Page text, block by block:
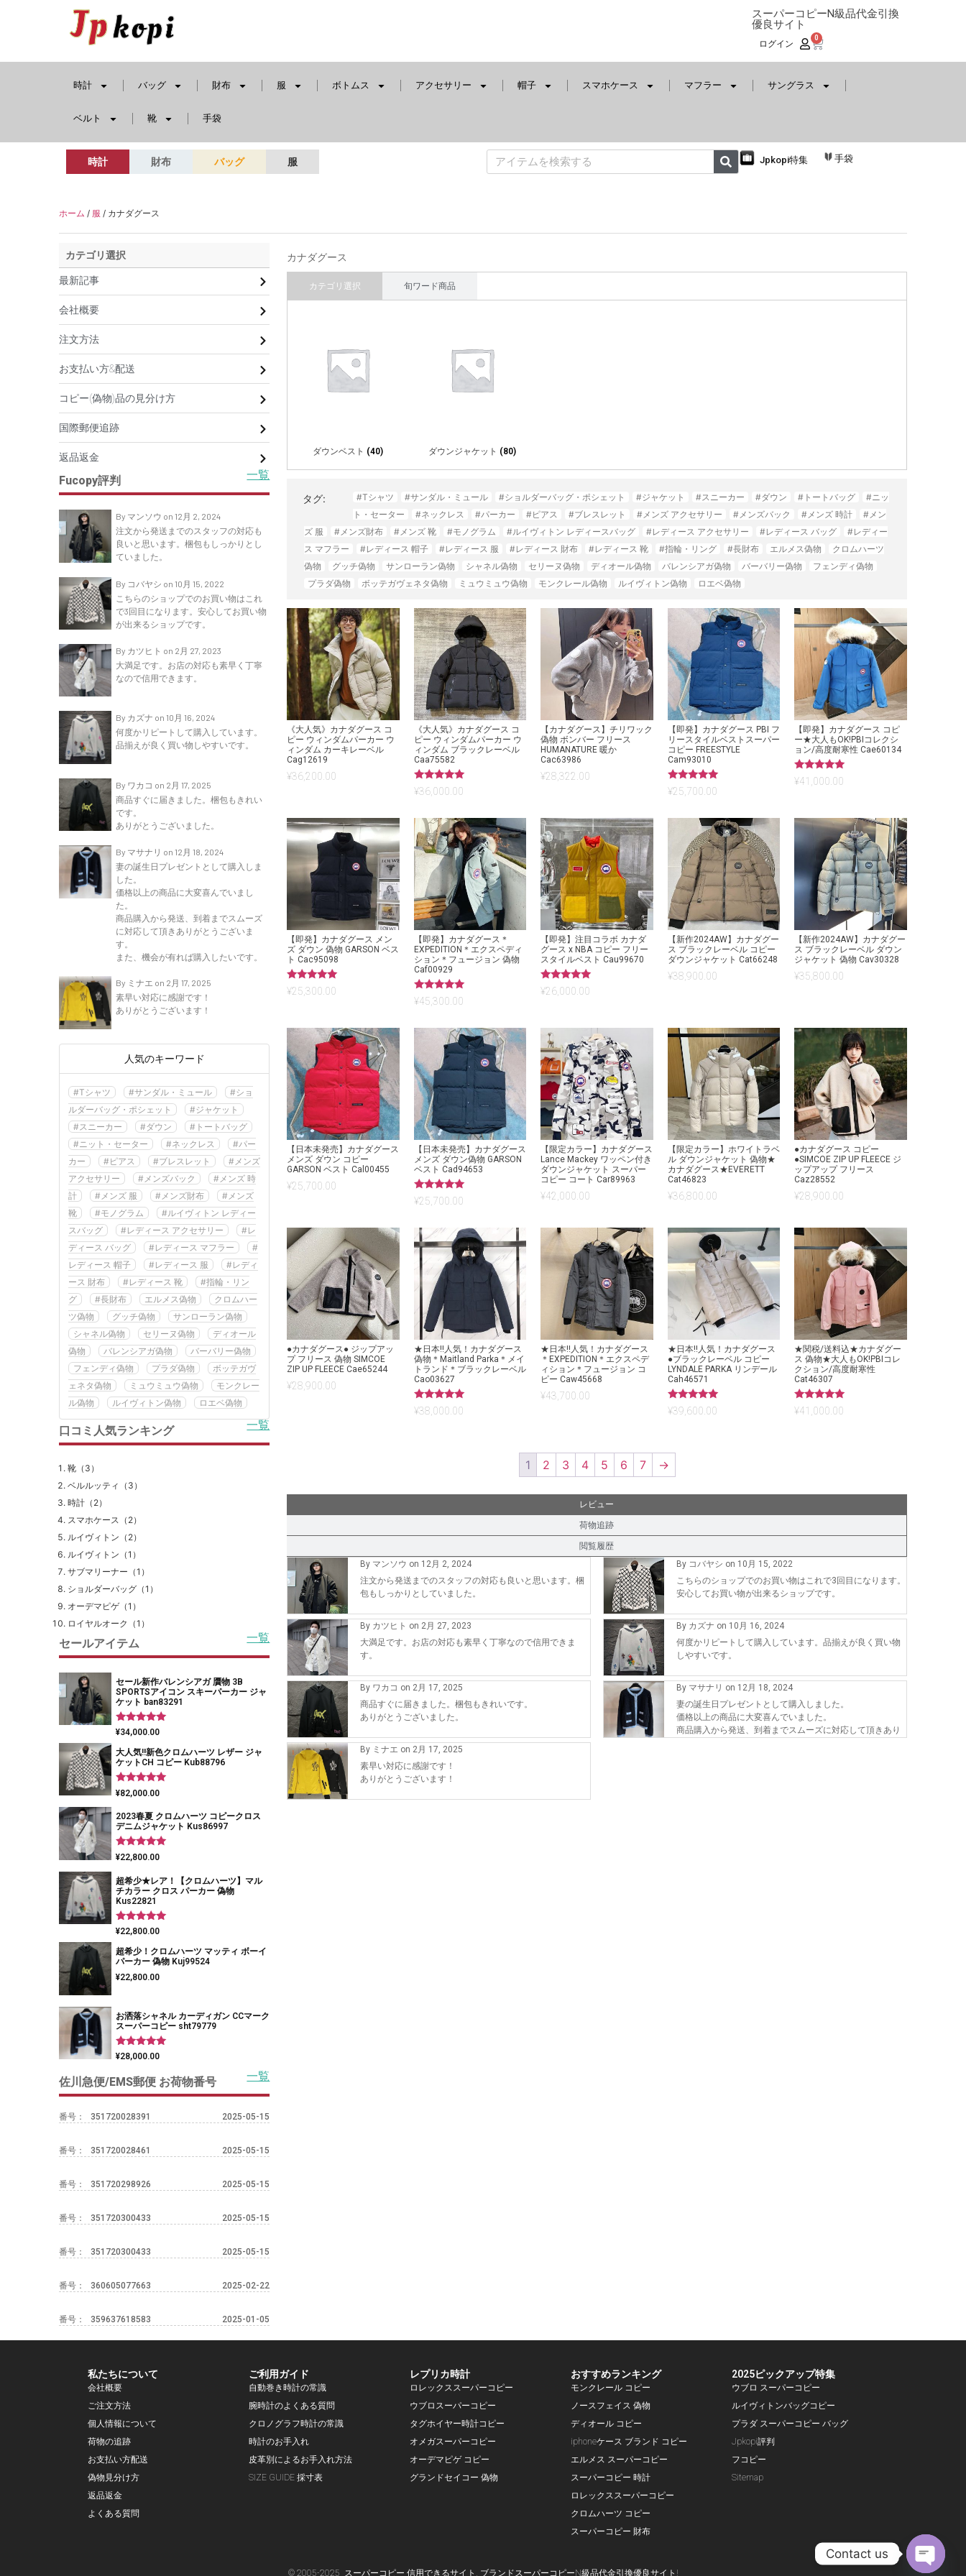
スーパーコピーN級品代金引換
優良サイト
ログイン
0
時計 バッグ 財布 服 ボトムス アクセサリー 帽子 スマホケース マフラー サングラス
ベルト 靴 手袋
時計 財布 バッグ 服 Jpkopi特集 手袋
ホーム / 服 / カナダグース
カテゴリ選択
最新記事
会社概要
注文方法
お支払い方&配送
コピー(偽物)品の見分け方
国際郵便追跡
返品返金
Fucopy評判 一覧
By マンソウ on 12月 2, 2024
注文から発送までのスタッフの対応も
良いと思います。梱包もしっかりとし
ていました。
By コバヤシ on 10月 15, 2022
こちらのショップでのお買い物はこれ
で3回目になります。安心してお買い物
が出来るショップです。
By カツヒト on 2月 27, 2023
大満足です。お店の対応も素早く丁寧
なので信用できます。
By カズナ on 10月 16, 2024
何度かリピートして購入しています。
品揃えが良く買い物しやすいです。
By ワカコ on 2月 17, 2025
商品すぐに届きました。梱包もきれい
です。
ありがとうございました。
By マサナリ on 12月 18, 2024
妻の誕生日プレゼントとして購入しま
した。
価格以上の商品に大変喜んでいまし
た。
商品購入から発送、到着までスムーズ
に対応して頂きありがとうございま
す。
また、機会が有れば購入したいです。
By ミナエ on 2月 17, 2025
素早い対応に感謝です！
ありがとうございます！
人気のキーワード
#Tシャツ #サンダル・ミュール
#ショ
ルダーバッグ・ポシェット
#ジャケット
#スニーカー
#ダウン
#トートバッグ
#ニット・セーター
#ネックレス
#パー
カー
#ピアス #ブレスレット
#メンズ
アクセサリー
#メンズバック
#メンズ 時
計
#メンズ 服 #メンズ財布
#メンズ
靴
#モノグラム
#ルイヴィトン レディー
スバッグ
#レディース アクセサリー
#レ
ディース バッグ
#レディース マフラー
#
レディース 帽子
#レディース 服
#レディ
ース 財布
#レディース 靴
#指輪・リン
グ
#長財布 エルメス偽物
クロムハー
ツ偽物
グッチ偽物
サンローラン偽物
シャネル偽物
セリーヌ偽物
ディオール
偽物
バレンシアガ偽物
バーバリー偽物
フェンディ偽物
プラダ偽物
ボッテガヴ
ェネタ偽物
ミュウミュウ偽物
モンクレー
ル偽物
ルイヴィトン偽物 ロエベ偽物
口コミ人気ランキング 一覧
靴（3）
ベルルッティ（3）
時計（2）
スマホケース（2）
ルイヴィトン（2）
ルイヴィトン（1）
サブマリーナー（1）
ショルダーバッグ（1）
オーデマピゲ（1）
ロイヤルオーク（1）
セールアイテム 一覧
セール新作バレンシアガ 贋物 3B
SPORTSアイコン スキーパーカー ジャ
ケット ban83291
5段階中
5.00
の評価
¥34,000.00
大人気!!新色クロムハーツ レザー ジャ
ケットCH コピー Kub88796
5段階中
5.00
¥82,000.00
2023春夏 クロムハーツ コピークロス
デニムジャケット Kus86997
5段階中
5.00
の評価
¥22,800.00
超希少★レア！【クロムハーツ】マル
チカラー クロス パーカー 偽物
Kus22821
5段階中
5.00
の評価
¥22,800.00
超希少！クロムハーツ マッティ ボーイ
パーカー 偽物 Kuj99524
¥22,800.00
お洒落シャネル カーディガン CCマーク
スーパーコピー sht79779
5段階中
5.00
¥28,000.00
佐川急便/EMS郵便 お荷物番号 一覧
番号： 351720028391 2025-05-15
番号： 351720028461 2025-05-15
番号： 351720298926 2025-05-15
番号： 351720300433 2025-05-15
番号： 351720300433 2025-05-15
番号： 360605077663 2025-02-22
番号： 359637618583 2025-01-05
カナダグース
カテゴリ選択 旬ワード商品
ダウンベスト (40) ダウンジャケット (80)
タグ: #Tシャツ #サンダル・ミュール #ショルダーバッグ・ポシェット #ジャケット #スニーカー #ダウン #トートバッグ
#ニッ
ト・セーター
#ネックレス #パーカー #ピアス #ブレスレット #メンズ アクセサリー #メンズバック #メンズ 時計
#メン
ズ 服
#メンズ財布 #メンズ 靴 #モノグラム #ルイヴィトン レディースバッグ #レディース アクセサリー #レディース バッグ
#レディー
ス マフラー
#レディース 帽子 #レディース 服 #レディース 財布 #レディース 靴 #指輪・リング #長財布 エルメス偽物
クロムハーツ
偽物
グッチ偽物 サンローラン偽物 シャネル偽物 セリーヌ偽物 ディオール偽物 バレンシアガ偽物 バーバリー偽物
フェンディ偽物
プラダ偽物
ボッテガヴェネタ偽物 ミュウミュウ偽物 モンクレール偽物 ルイヴィトン偽物 ロエベ偽物
《大人気》カナダグース コ
ピー ウィンダムパーカー ウ
ィンダム カーキレーベル
Cag12619
¥36,200.00
《大人気》カナダグース コ
ピー ウィンダムパーカー ウ
ィンダム ブラックレーベル
Caa75582
5段階中
5.00
¥36,000.00
【カナダグース】チリワック
偽物 ボンバー フリース
HUMANATURE 暖か
Cac63986
¥28,322.00
【即発】カナダグース PBI フ
リースタイルベストスーパー
コピー FREESTYLE
Cam93010
5段階中
5.00
¥25,700.00
【即発】カナダグース コピ
ー★大人もOK!PBIコレクシ
ョン/高度耐寒性 Cae60134
5段階中
5.00
¥41,000.00
【即発】カナダグース メン
ズ ダウン 偽物 GARSON ベス
ト Cac95098
5段階中
5.00
¥25,300.00
【即発】カナダグース＊
EXPEDITION＊エクスペディ
ション＊フュージョン 偽物
Caf00929
5段階中
5.00
¥45,300.00
【即発】注目コラボ カナダ
グース x NBA コピー フリー
スタイルベスト Cau99670
5段階中
5.00
¥26,000.00
【新作2024AW】カナダグー
ス ブラックレーベル コピー
ダウンジャケット Cat66248
¥38,900.00
【新作2024AW】カナダグー
ス ブラックレーベル ダウン
ジャケット 偽物 Cav30328
¥35,800.00
【日本未発売】カナダグース
メンズ ダウン コピー
GARSON ベスト Cal00455
¥25,700.00
【日本未発売】カナダグース
メンズ ダウン偽物 GARSON
ベスト Cad94653
5段階中
5.00
¥25,700.00
【限定カラー】カナダグース
Lance Mackey ワッペン付き
ダウンジャケット スーパー
コピー コート Car89963
¥42,000.00
【限定カラー】ホワイトラベ
ル ダウンジャケット 偽物★
カナダグース★EVERETT
Cat46823
¥36,800.00
●カナダグース コピー
●SIMCOE ZIP UP FLEECE ジ
ップアップ フリース
Caz28552
¥28,900.00
●カナダグース● ジップアッ
プ フリース 偽物 SIMCOE
ZIP UP FLEECE Cae65244
¥28,900.00
★日本!!人気！カナダグース
偽物＊Maitland Parka＊メイ
トランド＊ブラックレーベル
Cao03627
5段階中
5.00
¥38,000.00
★日本!!人気！カナダグース
＊EXPEDITION＊エクスペデ
ィション＊フュージョン コ
ピー Caw45668
¥43,700.00
★日本!!人気！カナダグース
●ブラックレーベル コピー
LYNDALE PARKA リンデール
Cah46571
5段階中
5.00
¥39,600.00
★関税/送料込★カナダグー
ス 偽物★大人もOK!PBIコレ
クション/高度耐寒性
Cat46307
5段階中
5.00
¥41,000.00
1 2 3 4 5 6 7 →
レビュー
荷物追跡
閲覧履歴
By マンソウ on 12月 2, 2024
注文から発送までのスタッフの対応も良いと思います。梱
包もしっかりとしていました。
By コバヤシ on 10月 15, 2022
こちらのショップでのお買い物はこれで3回目になります。
安心してお買い物が出来るショップです。
By カツヒト on 2月 27, 2023
大満足です。お店の対応も素早く丁寧なので信用できま
す。
By カズナ on 10月 16, 2024
何度かリピートして購入しています。品揃えが良く買い物
しやすいです。
By ワカコ on 2月 17, 2025
商品すぐに届きました。梱包もきれいです。
ありがとうございました。
By マサナリ on 12月 18, 2024
妻の誕生日プレゼントとして購入しました。
価格以上の商品に大変喜んでいました。
商品購入から発送、到着までスムーズに対応して頂きあり
By ミナエ on 2月 17, 2025
素早い対応に感謝です！
ありがとうございます！
私たちについて
会社概要
ご注文方法
個人情報について
荷物の追跡
お支払い方配送
偽物見分け方
返品返金
よくある質問
ご利用ガイド
自動巻き時計の常識
腕時計のよくある質問
クロノグラフ時計の常識
時計のお手入れ
皮革別によるお手入れ方法
SIZE GUIDE 採寸表
レプリカ時計
ロレックススーパーコピー
ウブロスーパーコピー
タグホイヤー時計コピー
オメガスーパーコピー
オーデマピゲ コピー
グランドセイコー 偽物
おすすめランキング
モンクレール コピー
ノースフェイス 偽物
ディオール コピー
iphoneケース ブランド コピー
エルメス スーパーコピー
スーパーコピー 時計
ロレックススーパーコピー
クロムハーツ コピー
スーパーコピー 財布
2025ピックアップ特集
ウブロ スーパーコピー
ルイヴィトンバッグコピー
プラダ スーパーコピー バッグ
Jpkopi評判
フコピー
Sitemap
© 2005-2025 スーパーコピー 信用できるサイト, ブランドスーパーコピーN級品代金引換優良サイト!
Contact us